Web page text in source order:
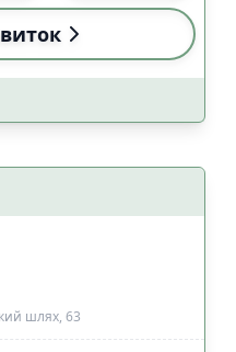
(18:00-22:59) 1
шлях, 63